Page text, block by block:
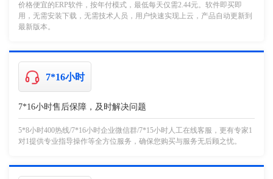
价格便宜的ERP软件，按年付模式，最低每天仅需2.44元。软件即买即
用，无需安装下载，无需技术人员，用户快速实现上云，产品自动更新到
最新版本。
7*16小时
7*16小时售后保障，及时解决问题
5*8小时400热线/7*16小时企业微信群/7*15小时人工在线客服，更有专家1
对1提供专业指导操作等全方位服务，确保您购买与服务无后顾之忧。